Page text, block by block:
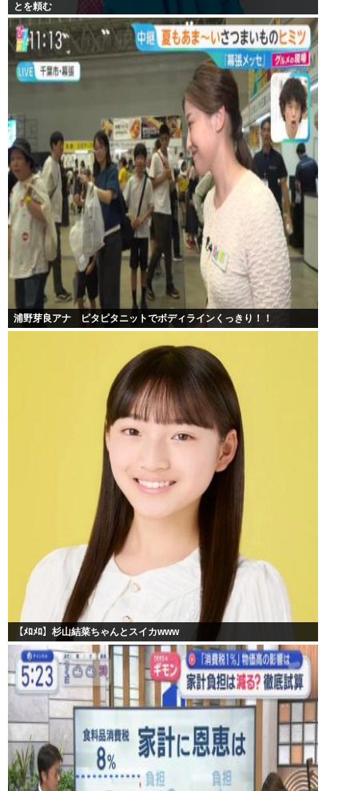
とを頼む
浦野芽良アナ ピタピタニットでボディラインくっきり！！
【ﾒﾛﾒﾛ】杉山結菜ちゃんとスイカwww